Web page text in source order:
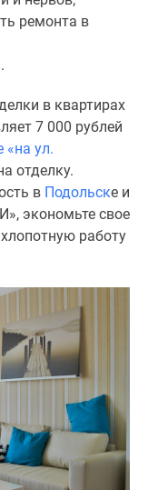
ремонта в
в квартирах
7 000 рублей
ул.
отделку.
в Подольске и
экономьте свое
работу